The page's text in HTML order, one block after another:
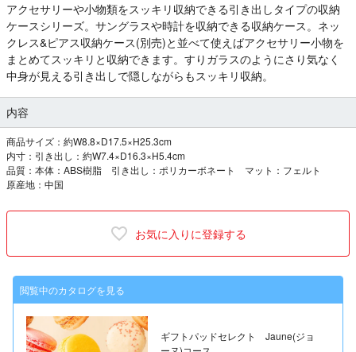
アクセサリーや小物類をスッキリ収納できる引き出しタイプの収納
ケースシリーズ。サングラスや時計を収納できる収納ケース。ネッ
クレス&ピアス収納ケース(別売)と並べて使えばアクセサリー小物を
まとめてスッキリと収納できます。すりガラスのようにさり気なく
中身が見える引き出しで隠しながらもスッキリ収納。
内容
商品サイズ：約W8.8×D17.5×H25.3cm
内寸：引き出し：約W7.4×D16.3×H5.4cm
品質：本体：ABS樹脂 引き出し：ポリカーボネート マット：フェルト
原産地：中国
お気に入りに登録する
閲覧中のカタログを見る
ギフトパッドセレクト Jaune(ジョ